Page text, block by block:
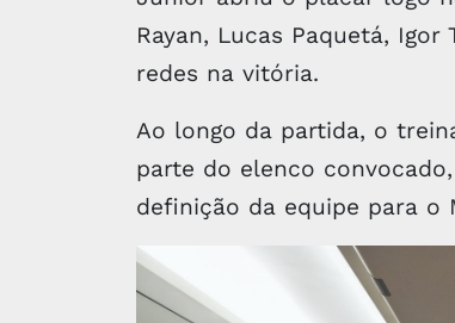
Rayan, Lucas Paquetá,
redes na vitória.
Ao longo da partida, o
parte do elenco
definição da equipe para o